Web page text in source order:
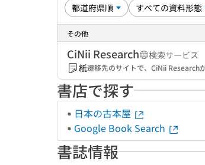
その他
CiNii Research
検索サービス
紙遷移先のサイトで、CiNii Research
書店で探す
日本の古本屋
Google Book Search
書誌情報